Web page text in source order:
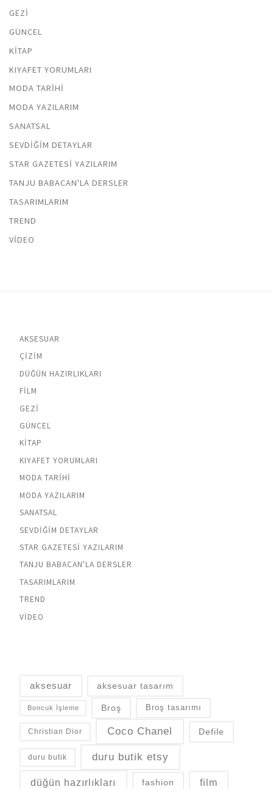
GEZI
GÜNCEL
KITAP
KIYAFET YORUMLARI
MODA TARIHI
MODA YAZILARIM
SANATSAL
SEVDIĞIM DETAYLAR
STAR GAZETESI YAZILARIM
TANJU BABACAN'LA DERSLER
TASARIMLARIM
TREND
VIDEO
AKSESUAR
ÇIZIM
DÜĞÜN HAZIRLIKLARI
FILM
GEZI
GÜNCEL
KITAP
KIYAFET YORUMLARI
MODA TARIHI
MODA YAZILARIM
SANATSAL
SEVDIĞIM DETAYLAR
STAR GAZETESI YAZILARIM
TANJU BABACAN'LA DERSLER
TASARIMLARIM
TREND
VIDEO
aksesuar aksesuar tasarım
Boncuk İşleme Broş Broş tasarımı
Christian Dior Coco Chanel Defile
duru butik duru butik etsy
düğün hazırlıkları fashion film